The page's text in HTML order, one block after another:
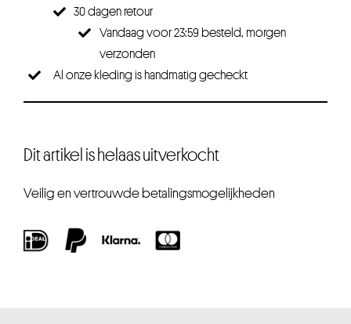
30 dagen retour
Vandaag voor 23:59 besteld, morgen
verzonden
Al onze kleding is handmatig gecheckt
Dit artikel is helaas uitverkocht
Veilig en vertrouwde betalingsmogelijkheden